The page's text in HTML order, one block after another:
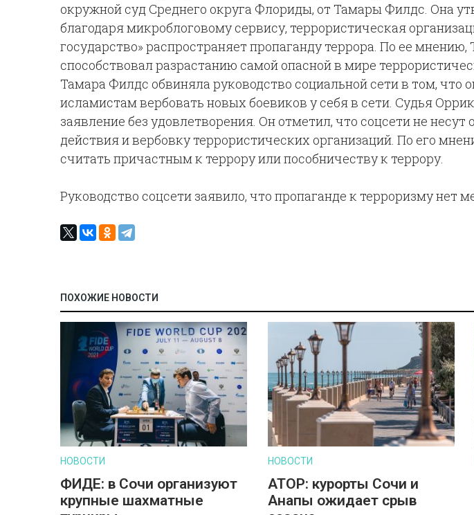
окружной суд Среднего округа Флориды, от Тамары Филдс. Она
благодаря микроблоговому сервису, террористическая
государство» распространяет пропаганду террора. По ее мнению,
способствовал разрастанию самой опасной в мире
Тамара Филдс обвиняла руководство социальной сети в том, что
исламистам вербовать новых боевиков у себя в сети. Судья
заявление без удовлетворения. Он отметил, что соцсети не несут
действия и вербовку террористических организаций. По его
считать причастным к террору или пособничеству к террору.
Руководство соцсети заявило, что пропаганде к терроризму нет
ПОХОЖИЕ НОВОСТИ
НОВОСТИ
ФИДЕ: в Сочи организуют
крупные шахматные
НОВОСТИ
АТОР: курорты Сочи и
Анапы ожидает срыв